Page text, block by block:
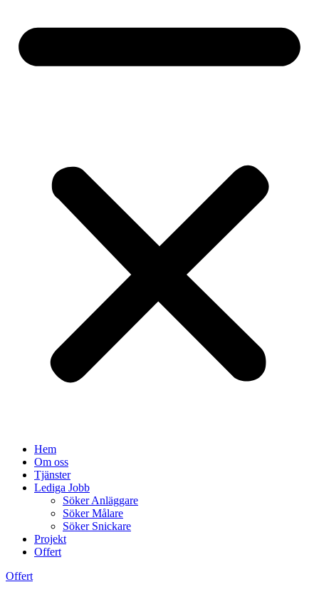
Hem
Om oss
Tjänster
Lediga Jobb
Söker Anläggare
Söker Målare
Söker Snickare
Projekt
Offert
Offert